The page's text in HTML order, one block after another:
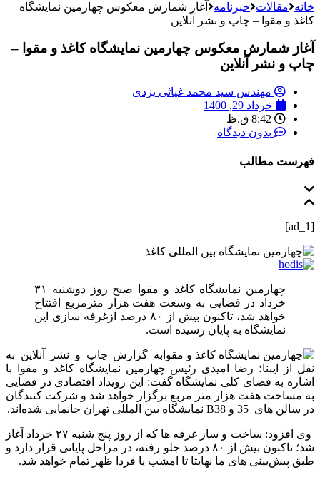
خانه مقالات خبرنامه
آغاز شمارش معکوس چهارمین نمایشگاه
کاغذ و مقوا – چاپ و نشر آنلاین
آغاز شمارش معکوس چهارمین نمایشگاه کاغذ و مقوا –
چاپ و نشر آنلاین
مهندس سید محمد غیاثی یزدی
خرداد 29, 1400
8:42 ق.ظ
بدون دیدگاه
فهرست مطالب
[ad_1]
چهارمین نمایشگاه کاغذ و مقوا صبح روز دوشنبه ۳۱
خرداد در فضایی به وسعت هفت هزار مترمربع افتتاح
خواهد شد، تاکنون بیش از ۸۰ درصد ازغرفه‌ سازی این
نمایشگاه به پایان رسیده است.
به گزارش چاپ و نشر آنلاین به
نقل از ایبنا؛ رضا امیدی رئیس چهارمین نمایشگاه کاغذ و مقوا با
اشاره به فضای کلی نمایشگاه گفت: این رویداد اقتصادی در فضایی
به مساحت هفت هزار متر مربع برگزار خواهد شد و شرکت‌ کنندگان
در سالن‌ های 35 و B38 نمایشگاه بین‌ المللی تهران جانمایی شده‌اند.
وی افزود: ساخت و ساز غرفه‌ ها که از روز پنج شنبه ۲۷ خرداد آغاز
شد؛ تاکنون بیش از ۸۰ درصد جلو رفته، در مراحل پایانی قرار دارد و
طبق پیش‌بینی‌ های ما نهایتا تا امشب یا فردا ظهر تمام خواهد شد.